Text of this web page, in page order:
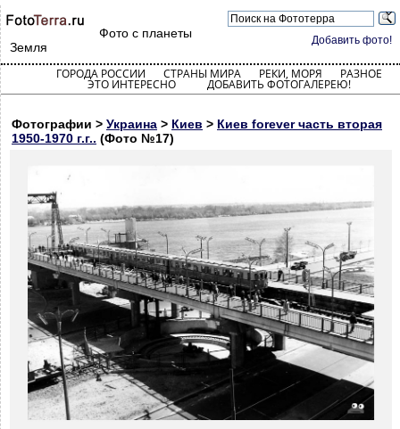
Добавить фото!
Фото с планеты
Земля
ГОРОДА РОССИИ СТРАНЫ МИРА РЕКИ, МОРЯ РАЗНОЕ
ЭТО ИНТЕРЕСНО ДОБАВИТЬ ФОТОГАЛЕРЕЮ!
Фотографии > Украина > Киев > Киев forever часть вторая
1950-1970 г.г.. (Фото №17)